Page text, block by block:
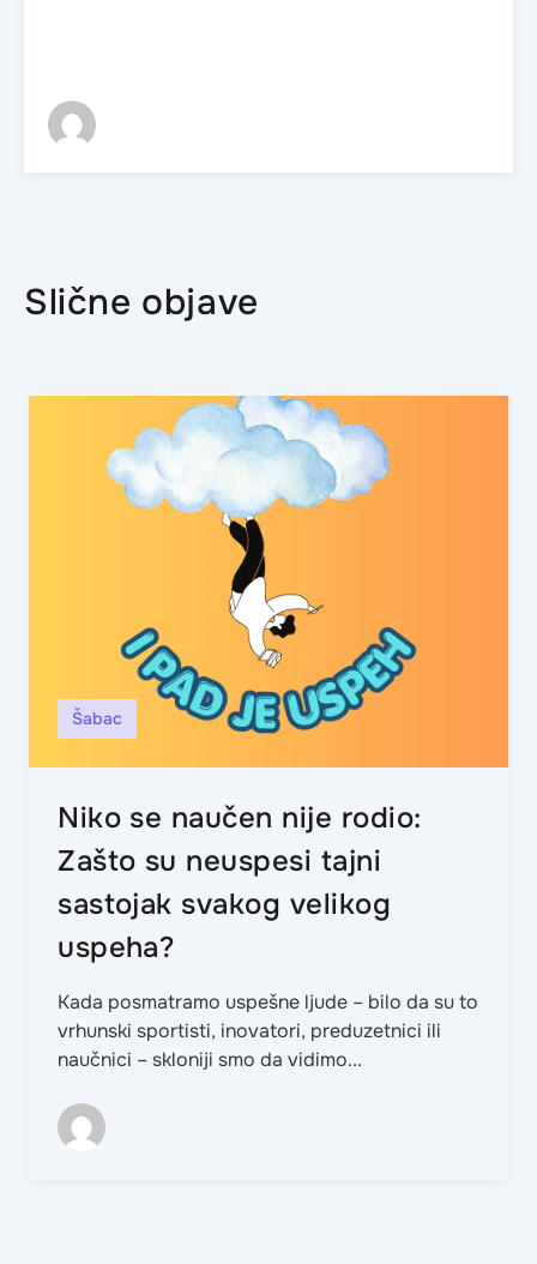
Slične objave
Šabac
Niko se naučen nije rodio:
Zašto su neuspesi tajni
sastojak svakog velikog
uspeha?
Kada posmatramo uspešne ljude – bilo da su to
vrhunski sportisti, inovatori, preduzetnici ili
naučnici – skloniji smo da vidimo...